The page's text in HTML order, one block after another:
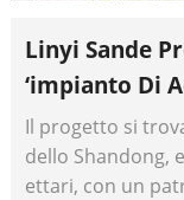
Linyi Sande
‘impianto Di
Il progetto si
dello Shandong,
ettari, con un